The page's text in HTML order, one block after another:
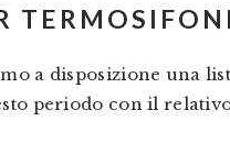
a disposizione una
periodo con il